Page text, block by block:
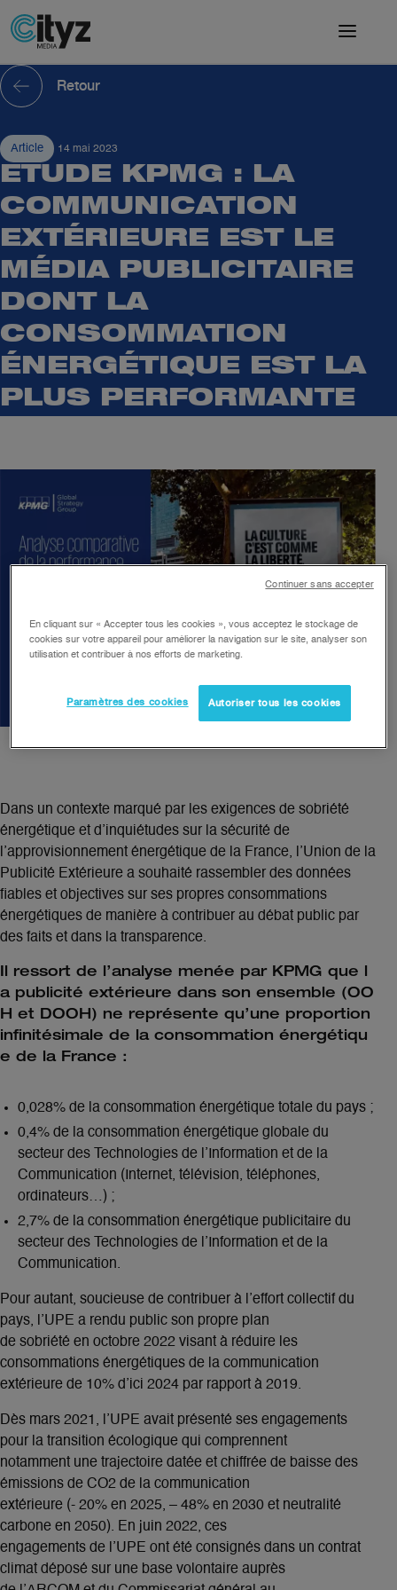
Retour
Article 14 mai 2023
ETUDE KPMG : LA
COMMUNICATION
EXTÉRIEURE EST LE
MÉDIA PUBLICITAIRE
DONT LA
CONSOMMATION
ÉNERGÉTIQUE EST LA
PLUS PERFORMANTE
Dans un contexte marqué par les exigences de sobriété
énergétique et d’inquiétudes sur la sécurité de
l’approvisionnement énergétique de la France, l’Union de la
Publicité Extérieure a souhaité rassembler des données
fiables et objectives sur ses propres consommations
énergétiques de manière à contribuer au débat public par
des faits et dans la transparence.
Il ressort de l’analyse menée par KPMG que l
a publicité extérieure dans son ensemble (OO
H et DOOH) ne représente qu’une proportion
infinitésimale de la consommation énergétiqu
e de la France :
0,028% de la consommation énergétique totale du pays ;
0,4% de la consommation énergétique globale du
secteur des Technologies de l’Information et de la
Communication (Internet, télévision, téléphones,
ordinateurs…) ;
2,7% de la consommation énergétique publicitaire du
secteur des Technologies de l’Information et de la
Communication.
Pour autant, soucieuse de contribuer à l’effort collectif du
pays, l’UPE a rendu public son propre plan
de sobriété en octobre 2022 visant à réduire les
consommations énergétiques de la communication
extérieure de 10% d’ici 2024 par rapport à 2019.
Dès mars 2021, l’UPE avait présenté ses engagements
pour la transition écologique qui comprennent
notamment une trajectoire datée et chiffrée de baisse des
émissions de CO2 de la communication
extérieure (- 20% en 2025, – 48% en 2030 et neutralité
carbone en 2050). En juin 2022, ces
engagements de l’UPE ont été consignés dans un contrat
climat déposé sur une base volontaire auprès
En cliquant sur « Accepter tous les cookies », vous acceptez le stockage de
cookies sur votre appareil pour améliorer la navigation sur le site, analyser son
utilisation et contribuer à nos efforts de marketing.
Paramètres des cookies Autoriser tous les cookies
Continuer sans accepter